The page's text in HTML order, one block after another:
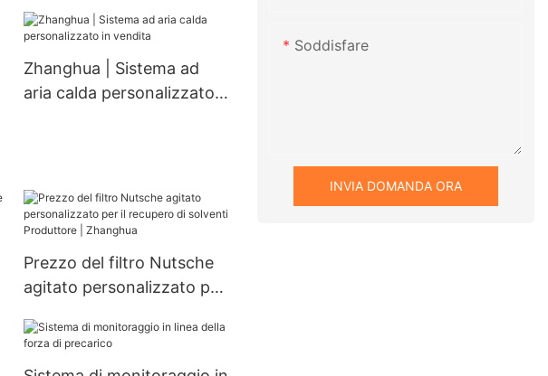
agitatore Serbatoio di
stoccaggio del succo
Serbatoio di stoccaggio
Zhanghua | Sistema ad
aria calda personalizzato
Prezzo del filtro Nutsche
agitato personalizzato per
Produttore | Zhanghua
Soddisfare
INVIA DOMANDA ORA